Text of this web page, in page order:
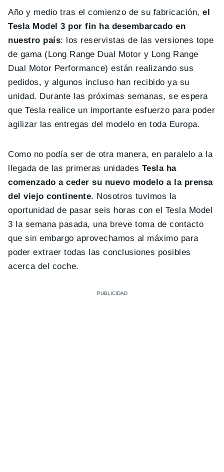
Año y medio tras el comienzo de su fabricación,el
Tesla Model 3 por fin ha desembarcado en
nuestro país: los reservistas de las versiones tope
de gama (Long Range Dual Motor y Long Range
Dual Motor Performance) están realizando sus
pedidos, y algunos incluso han recibido ya su
unidad. Durante las próximas semanas, se espera
que Tesla realice un importante esfuerzo para poder
agilizar las entregas del modelo en toda Europa.
Como no podía ser de otra manera, en paralelo a la
llegada de las primeras unidades Tesla ha
comenzado a ceder su nuevo modelo a la prensa
del viejo continente. Nosotros tuvimos la
oportunidad de pasar seis horas con el Tesla Model
3 la semana pasada, una breve toma de contacto
que sin embargo aprovechamos al máximo para
poder extraer todas las conclusiones posibles
acerca del coche.